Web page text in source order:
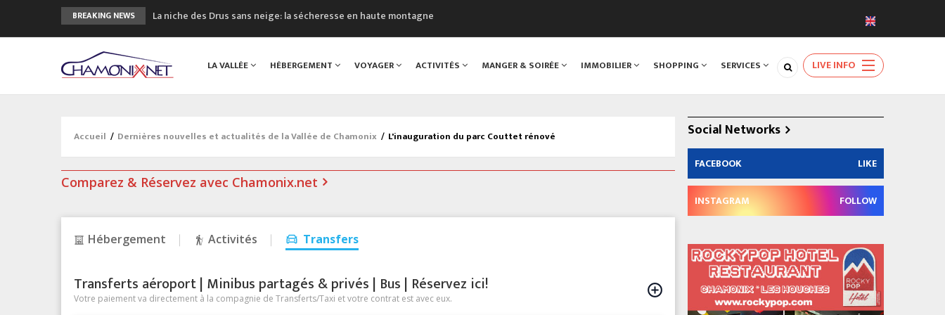
BREAKING NEWS
La niche des Drus sans neige: la sécheresse en haute montagne
Craft ouvre un nouveau magasin de course à pied à Chamonix
3eme Chamonix Vallée Classics Festival
LA VALLÉE HÉBERGEMENT VOYAGER ACTIVITÉS MANGER & SOIRÉE IMMOBILIER SHOPPING SERVICES LIVE INFO
Accueil / Dernières nouvelles et actualités de la Vallée de Chamonix / L'inauguration du parc Couttet rénové
Comparez & Réservez avec Chamonix.net
Hébergement Activités Transfers
Transferts aéroport | Minibus partagés & privés | Bus | Réservez ici!
Votre paiement va directement à la compagnie de Transferts/Taxi et votre contrat est avec eux.
Social Networks
FACEBOOK LIKE
INSTAGRAM FOLLOW